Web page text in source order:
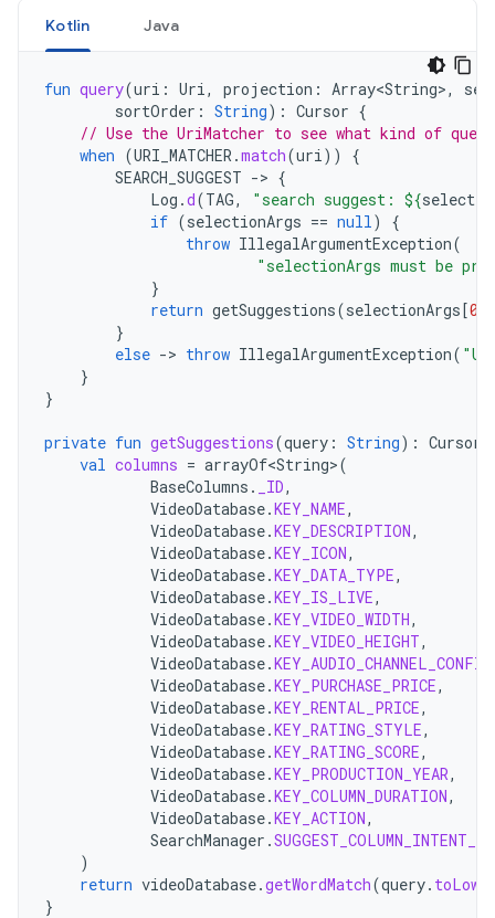
Kotlin Java
fun query(uri : Uri, projection : Array<String>,
sortOrder : String): Cursor {
// Use the UriMatcher to see what kind of
when (URI_MATCHER .match(uri))
{
SEARCH_SUGGEST -> {
Log .d(TAG, "search suggest: ${
if (selectionArgs == null)
{
throw IllegalArgumentException(
"selectionArgs must be
}
return getSuggestions(selectionArgs[0
}
else -> throw IllegalArgumentException(
}
}
private fun getSuggestions(query : String): Cursor
val columns = arrayOf<String>(
BaseColumns . _ID,
VideoDatabase.KEY_NAME,
VideoDatabase.KEY_DESCRIPTION,
VideoDatabase.KEY_ICON,
VideoDatabase.KEY_DATA_TYPE,
VideoDatabase.KEY_IS_LIVE,
VideoDatabase.KEY_VIDEO_WIDTH,
VideoDatabase.KEY_VIDEO_HEIGHT,
VideoDatabase.KEY_AUDIO_CHANNEL_CONFIG
VideoDatabase.KEY_PURCHASE_PRICE,
VideoDatabase.KEY_RENTAL_PRICE,
VideoDatabase.KEY_RATING_STYLE,
VideoDatabase.KEY_RATING_SCORE,
VideoDatabase.KEY_PRODUCTION_YEAR,
VideoDatabase.KEY_COLUMN_DURATION,
VideoDatabase.KEY_ACTION,
SearchManager .
)
return videoDatabase.getWordMatch(query.
}